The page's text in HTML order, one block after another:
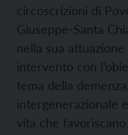
circoscrizioni di
Giuseppe-Santa
nella sua
intervento con
tema della
intergenerazionale
vita che